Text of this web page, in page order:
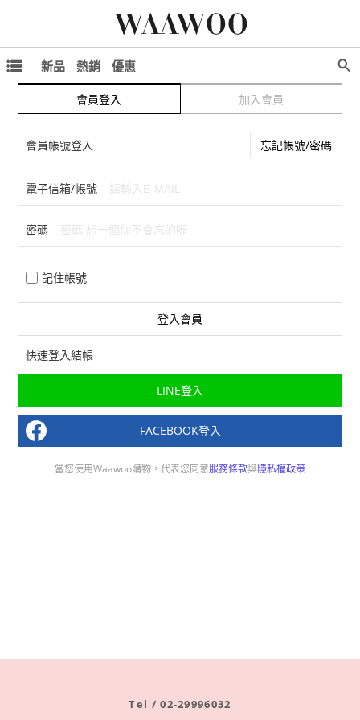
新品 熱銷 優惠
會員登入 加入會員
會員帳號登入 忘記帳號/密碼
電子信箱/帳號
密碼
記住帳號
登入會員
快速登入結帳
LINE登入
FACEBOOK登入
當您使用Waawoo購物，代表您同意服務條款與隱私權政策
Tel / 02-29996032